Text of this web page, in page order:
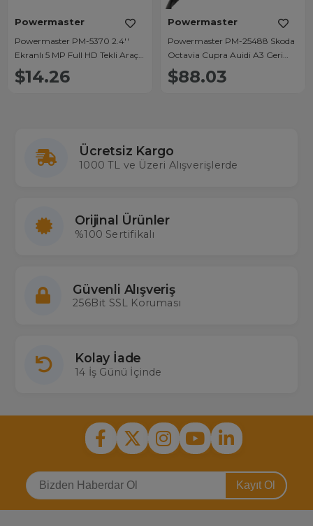
Powermaster
Powermaster PM-5370 2.4''
Ekranlı 5 MP Full HD Tekli Araç
Kamerası G-Sensör ve Gece
Görüş Destekli
$14.26
Powermaster
Powermaster PM-25488 Skoda
Octavia Cupra Auidi A3 Geri
Görüş Kamerası
$88.03
Ücretsiz Kargo
1000 TL ve Üzeri Alışverişlerde
Orijinal Ürünler
%100 Sertifikalı
Güvenli Alışveriş
256Bit SSL Koruması
Kolay İade
14 İş Günü İçinde
Kayıt Ol